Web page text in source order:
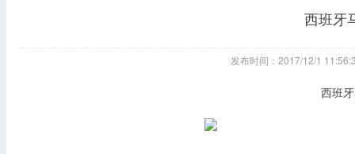
西班牙
发布时间：2017/12/1
西班